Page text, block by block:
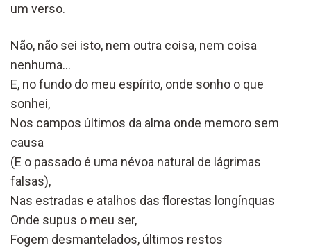
um verso.
Não, não sei isto, nem outra coisa, nem coisa
nenhuma…
E, no fundo do meu espírito, onde sonho o que
sonhei,
Nos campos últimos da alma onde memoro sem
causa
(E o passado é uma névoa natural de lágrimas
falsas),
Nas estradas e atalhos das florestas longínquas
Onde supus o meu ser,
Fogem desmantelados, últimos restos